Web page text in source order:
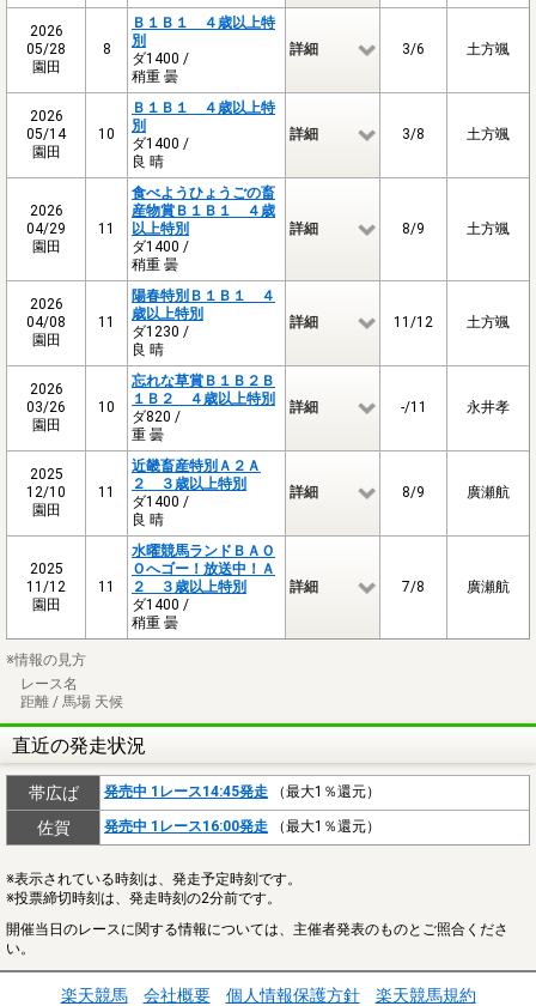
2026
05/28
園田
8
Ｂ１Ｂ１ ４歳以上特
別
ダ1400 /
稍重 曇
詳細 3/6 土方颯
2026
05/14
園田
10
Ｂ１Ｂ１ ４歳以上特
別
ダ1400 /
良 晴
詳細 3/8 土方颯
2026
04/29
園田
11
食べようひょうごの畜
産物賞Ｂ１Ｂ１ ４歳
以上特別
ダ1400 /
稍重 曇
詳細 8/9 土方颯
2026
04/08
園田
11
陽春特別Ｂ１Ｂ１ ４
歳以上特別
ダ1230 /
良 晴
詳細 11/12 土方颯
2026
03/26
園田
10
忘れな草賞Ｂ１Ｂ２Ｂ
１Ｂ２ ４歳以上特別
ダ820 /
重 曇
詳細 -/11 永井孝
2025
12/10
園田
11
近畿畜産特別Ａ２Ａ
２ ３歳以上特別
ダ1400 /
良 晴
詳細 8/9 廣瀬航
2025
11/12
園田
11
水曜競馬ランドＢＡＯ
Ｏへゴー！放送中！Ａ
２ ３歳以上特別
ダ1400 /
稍重 曇
詳細 7/8 廣瀬航
※情報の見方
レース名
距離 / 馬場 天候
直近の発走状況
帯広ば 発売中 1レース14:45発走 （最大1％還元）
佐賀 発売中 1レース16:00発走 （最大1％還元）
※表示されている時刻は、発走予定時刻です。
※投票締切時刻は、発走時刻の2分前です。
開催当日のレースに関する情報については、主催者発表のものとご照合くださ
い。
楽天競馬 会社概要 個人情報保護方針 楽天競馬規約